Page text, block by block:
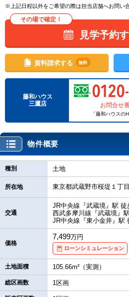
※上記日程以外をご希望の際は担当店舗へお問い
その場で確定！
見学予約
資料請求する 無料
藤和ハウス
三鷹店
お問合せ
「藤和ハウスの
物件概要
種別 土地
所在地 東京都武蔵野市桜堤１丁目
交通
JR中央線『武蔵境』駅 徒
西武多摩川線『武蔵境』
JR中央線『東小金井』駅
価格
7,499万円
ローンシミュレーション
土地面積 105.66m²（実測）
総区画数 1区画